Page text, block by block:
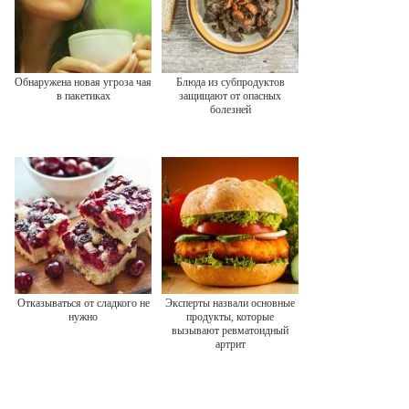
Обнаружена новая угроза чая
в пакетиках
Блюда из субпродуктов
защищают от опасных
болезней
Отказываться от сладкого не
нужно
Эксперты назвали основные
продукты, которые
вызывают ревматоидный
артрит